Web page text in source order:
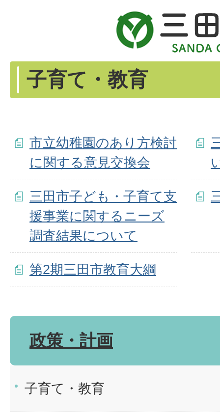
子育て・教育
市立幼稚園のあり方検討
に関する意見交換会
三田市子ども・子育て支
援事業に関するニーズ
調査結果について
第2期三田市教育大綱
政策・計画
子育て・教育